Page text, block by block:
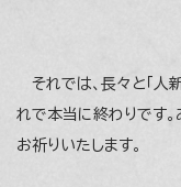
それでは、長々と「人
れで本当に終わりです
お祈りいたします。